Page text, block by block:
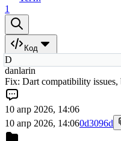
1
Код
D
danlarin
Fix: Dart compatibility
10 апр 2026, 14:06
10 апр 2026, 14:060d3096d